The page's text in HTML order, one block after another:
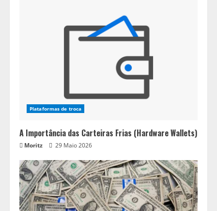
Plataformas de troca
A Importância das Carteiras Frias (Hardware Wallets)
Moritz 29 Maio 2026